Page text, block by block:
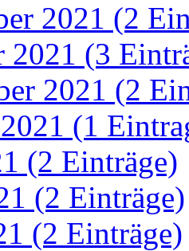
2021 (2
2021 (3
2021 (2
(1
(2 Einträge)
(2 Einträge)
(2 Einträge)